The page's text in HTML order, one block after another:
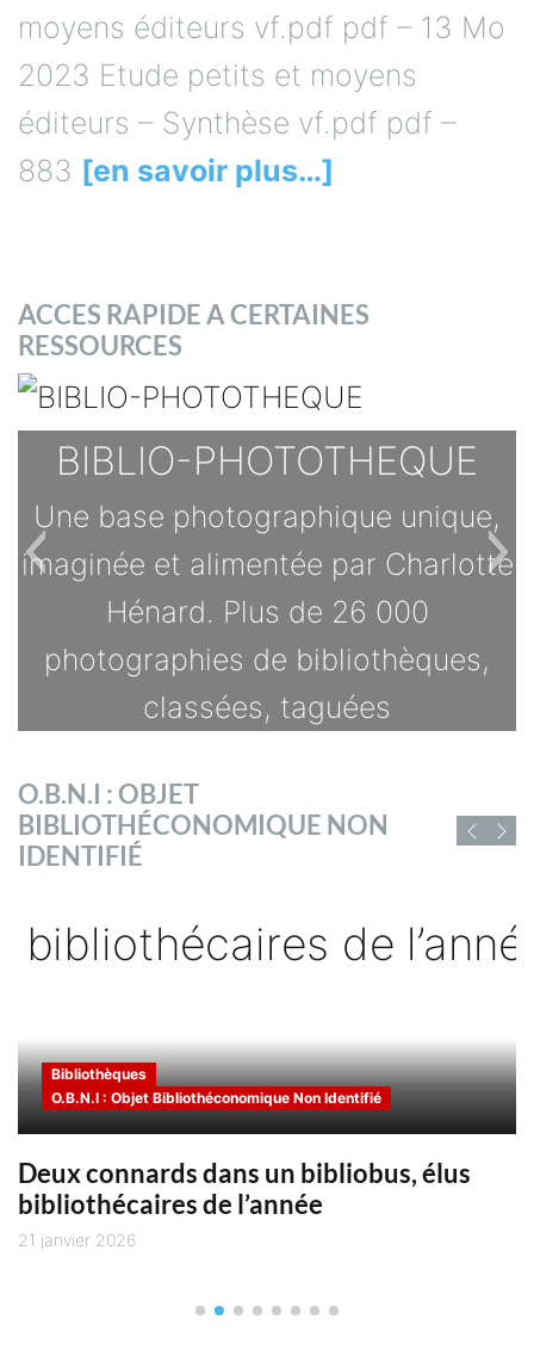
moyens éditeurs vf.pdf pdf – 13 Mo
2023 Etude petits et moyens
éditeurs – Synthèse vf.pdf pdf –
883 [en savoir plus…]
ACCES RAPIDE A CERTAINES
RESSOURCES
BIBLIO-PHOTOTHEQUE
Une base photographique unique,
imaginée et alimentée par Charlotte
Hénard. Plus de 26 000
photographies de bibliothèques,
classées, taguées
CHIFFRES ET RAPPORTS
Vous trouverez ici des chiffres et
des rapports sur la lecture publique
Chaïne du livre
TOUTES LES OFFRES
D'EMPLOI DE
BIBLIOFRANCE
Vous trouverez ici les offres
utilisant Bibliofrance pour recruter
O.B.N.I : OBJET
BIBLIOTHÉCONOMIQUE NON
IDENTIFIÉ
Bibliothèques
O.B.N.I : Objet Bibliothéconomique Non Identifié
Deux connards dans un bibliobus, élus
bibliothécaires de l’année
21 janvier 2026